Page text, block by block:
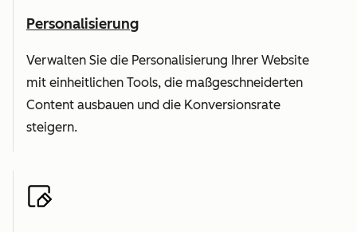
Personalisierung
Verwalten Sie die Personalisierung Ihrer Website
mit einheitlichen Tools, die maßgeschneiderten
Content ausbauen und die Konversionsrate
steigern.